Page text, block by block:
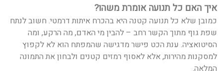
איך האם כל תנועה אומרת משהו?
כמובן שלא כל תנועה קטנה היא בהכרח איתות דרמטי. חשוב לנתח
שפת גוף מתוך הקשר רחב – להבין מי האדם, מה הרקע, ומה
הסיטואציה. ענת הכט פישר מדגישה שהמפתח הוא לא לקפוץ
למסקנות מהירות, אלא לאסוף רמזים קטנים ולבחון את התמונה
המלאה.